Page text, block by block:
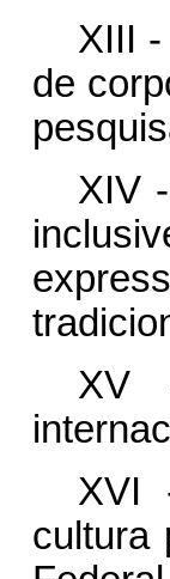
XIII
de
XIV
XV
XVI
cultura